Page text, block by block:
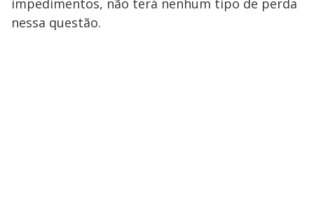
nessa questão.